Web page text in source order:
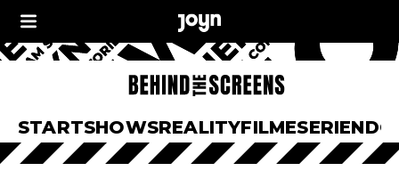
STARTSHOWSREALITYFILMESERIEN